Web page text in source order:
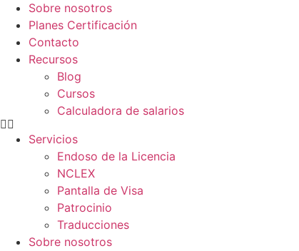
Sobre nosotros
Planes Certificación
Contacto
Recursos
Blog
Cursos
Calculadora de salarios
Servicios
Endoso de la Licencia
NCLEX
Pantalla de Visa
Patrocinio
Traducciones
Sobre nosotros